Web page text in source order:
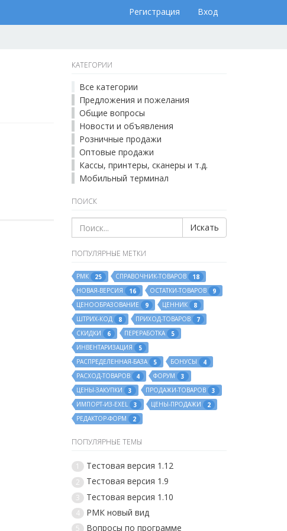
Регистрация Вход
КАТЕГОРИИ
Все категории
Предложения и пожелания
Общие вопросы
Новости и объявления
Розничные продажи
Оптовые продажи
Кассы, принтеры, сканеры и т.д.
Мобильный терминал
ПОИСК
Искать
ПОПУЛЯРНЫЕ МЕТКИ
РМК 25 СПРАВОЧНИК-ТОВАРОВ
18
НОВАЯ-ВЕРСИЯ
16 ОСТАТКИ-ТОВАРОВ
9
ЦЕНООБРАЗОВАНИЕ
9 ЦЕННИК
8
ШТРИХ-КОД
8 ПРИХОД-ТОВАРОВ
7
СКИДКИ
6 ПЕРЕРАБОТКА
5
ИНВЕНТАРИЗАЦИЯ
5
РАСПРЕДЕЛЕННАЯ-БАЗА
5 БОНУСЫ
4
РАСХОД-ТОВАРОВ
4 ФОРУМ
3
ЦЕНЫ-ЗАКУПКИ
3 ПРОДАЖИ-ТОВАРОВ
3
ИМПОРТ-ИЗ-EXEL
3 ЦЕНЫ-ПРОДАЖИ
2
РЕДАКТОР-ФОРМ
2
ПОПУЛЯРНЫЕ ТЕМЫ
1 Тестовая версия 1.12
2 Тестовая версия 1.9
3 Тестовая версия 1.10
4 РМК новый вид
5 Вопросы по программе